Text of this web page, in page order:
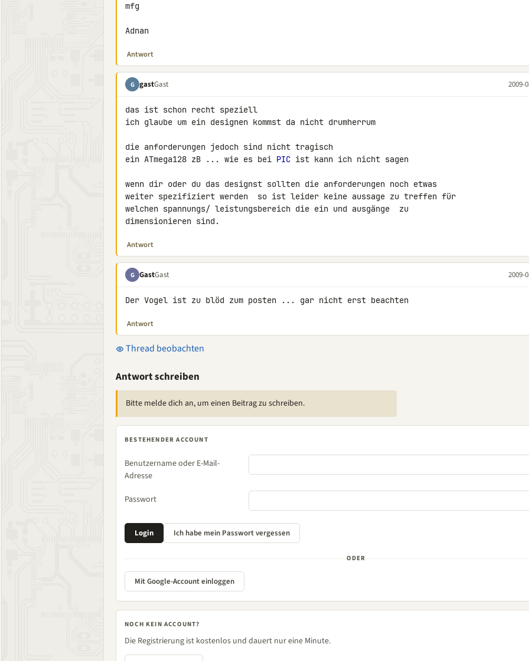
mfg
Adnan
Antwort
G gastGast 2009-
das ist schon recht speziell
ich glaube um ein designen kommst da nicht drumherrum
die anforderungen jedoch sind nicht tragisch
ein ATmega128 zB ... wie es bei PIC ist kann ich nicht sagen
wenn dir oder du das designst sollten die anforderungen noch etwas
weiter spezifiziert werden  so ist leider keine aussage zu treffen für
welchen spannungs/ leistungsbereich die ein und ausgänge  zu
dimensionieren sind.
Antwort
G GastGast 2009-
Der Vogel ist zu blöd zum posten ... gar nicht erst beachten
Antwort
Thread beobachten
Antwort schreiben
Bitte melde dich an, um einen Beitrag zu schreiben.
BESTEHENDER ACCOUNT
Benutzername oder E-Mail-
Adresse
Passwort
ODER
Mit Google-Account einloggen
NOCH KEIN ACCOUNT?
Die Registrierung ist kostenlos und dauert nur eine Minute.